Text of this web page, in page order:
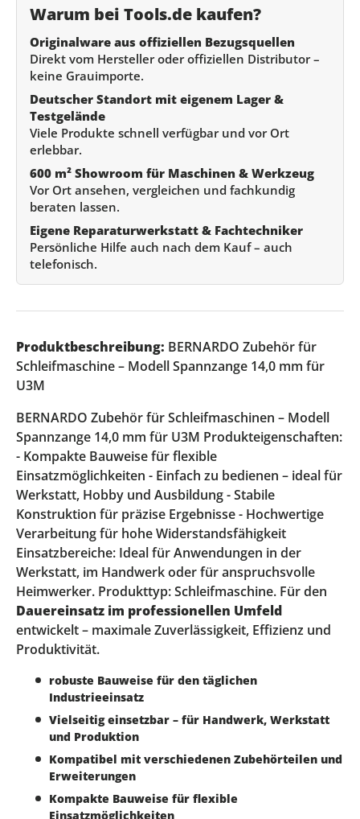
Warum bei Tools.de kaufen?
Originalware aus offiziellen Bezugsquellen
Direkt vom Hersteller oder offiziellen Distributor –
keine Grauimporte.
Deutscher Standort mit eigenem Lager &
Testgelände
Viele Produkte schnell verfügbar und vor Ort
erlebbar.
600 m² Showroom für Maschinen & Werkzeug
Vor Ort ansehen, vergleichen und fachkundig
beraten lassen.
Eigene Reparaturwerkstatt & Fachtechniker
Persönliche Hilfe auch nach dem Kauf – auch
telefonisch.
Produktbeschreibung: BERNARDO Zubehör für
Schleifmaschine – Modell Spannzange 14,0 mm für
U3M
BERNARDO Zubehör für Schleifmaschinen – Modell
Spannzange 14,0 mm für U3M Produkteigenschaften:
- Kompakte Bauweise für flexible
Einsatzmöglichkeiten - Einfach zu bedienen – ideal für
Werkstatt, Hobby und Ausbildung - Stabile
Konstruktion für präzise Ergebnisse - Hochwertige
Verarbeitung für hohe Widerstandsfähigkeit
Einsatzbereiche: Ideal für Anwendungen in der
Werkstatt, im Handwerk oder für anspruchsvolle
Heimwerker. Produkttyp: Schleifmaschine. Für den
Dauereinsatz im professionellen Umfeld
entwickelt – maximale Zuverlässigkeit, Effizienz und
Produktivität.
robuste Bauweise für den täglichen
Industrieeinsatz
Vielseitig einsetzbar – für Handwerk, Werkstatt
und Produktion
Kompatibel mit verschiedenen Zubehörteilen und
Erweiterungen
Kompakte Bauweise für flexible
Einsatzmöglichkeiten